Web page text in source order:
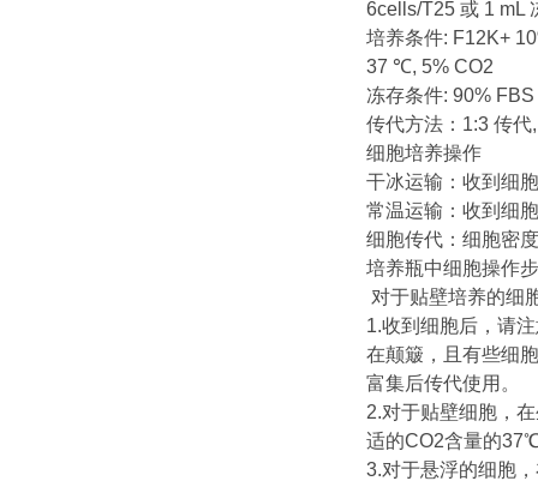
6cells/T25 或 1 mL
培养条件: F12K+
37 ℃, 5% CO2
冻存条件: 90%
传代方法：1:3 传代
细胞培养操作
干冰运输：收到细
常温运输：收到细
细胞传代：细胞密
培养瓶中细胞操作
对于贴壁培养的细
1.收到细胞后，请
在颠簸，且有些细
富集后传代使用。
2.对于贴壁细胞，
适的CO2含量的
3.对于悬浮的细胞